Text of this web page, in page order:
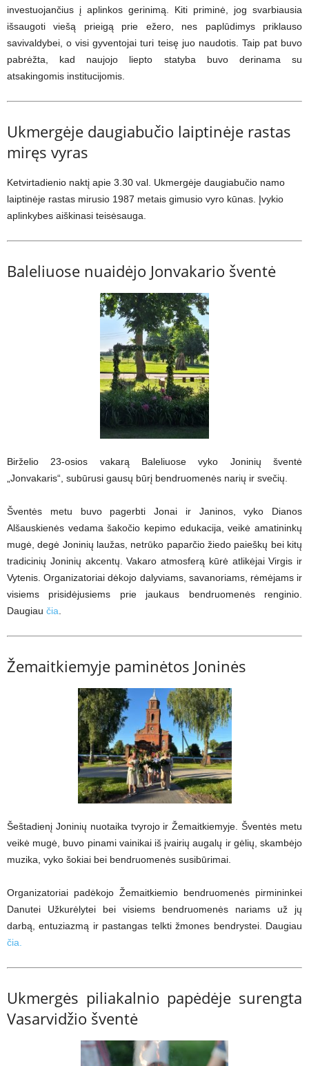
investuojančius į aplinkos gerinimą. Kiti priminė, jog svarbiausia
išsaugoti viešą prieigą prie ežero, nes paplūdimys priklauso
savivaldybei, o visi gyventojai turi teisę juo naudotis. Taip pat buvo
pabrėžta, kad naujojo liepto statyba buvo derinama su
atsakingomis institucijomis.
Ukmergėje daugiabučio laiptinėje rastas
miręs vyras
Ketvirtadienio naktį apie 3.30 val. Ukmergėje daugiabučio namo
laiptinėje rastas mirusio 1987 metais gimusio vyro kūnas. Įvykio
aplinkybes aiškinasi teisėsauga.
Baleliuose nuaidėjo Jonvakario šventė
Birželio 23-osios vakarą Baleliuose vyko Joninių šventė
„Jonvakaris“, subūrusi gausų būrį bendruomenės narių ir svečių.
Šventės metu buvo pagerbti Jonai ir Janinos, vyko Dianos
Alšauskienės vedama šakočio kepimo edukacija, veikė amatininkų
mugė, degė Joninių laužas, netrūko paparčio žiedo paieškų bei kitų
tradicinių Joninių akcentų. Vakaro atmosferą kūrė atlikėjai Virgis ir
Vytenis. Organizatoriai dėkojo dalyviams, savanoriams, rėmėjams ir
visiems prisidėjusiems prie jaukaus bendruomenės renginio.
Daugiau čia
Žemaitkiemyje paminėtos Joninės
Šeštadienį Joninių nuotaika tvyrojo ir Žemaitkiemyje. Šventės metu
veikė mugė, buvo pinami vainikai iš įvairių augalų ir gėlių, skambėjo
muzika, vyko šokiai bei bendruomenės susibūrimai.
Organizatoriai padėkojo Žemaitkiemio bendruomenės pirmininkei
Danutei Užkurėlytei bei visiems bendruomenės nariams už jų
darbą, entuziazmą ir pastangas telkti žmones bendrystei. Daugiau
čia.
Ukmergės piliakalnio papėdėje surengta
Vasarvidžio šventė